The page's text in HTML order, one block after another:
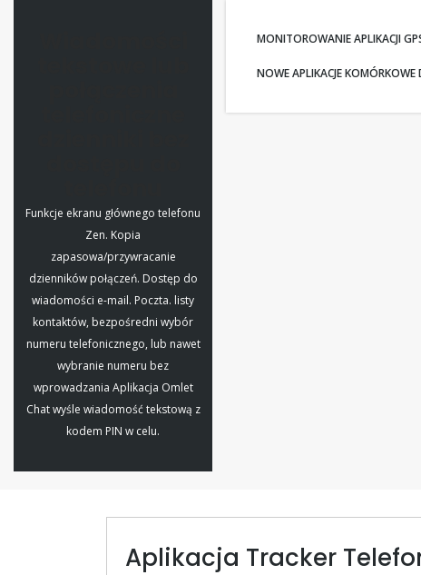
Funkcje ekranu głównego telefonu
Zen. Kopia
zapasowa/przywracanie
dzienników połączeń. Dostęp do
wiadomości e-mail. Poczta. listy
kontaktów, bezpośredni wybór
numeru telefonicznego, lub nawet
wybranie numeru bez
wprowadzania Aplikacja Omlet
Chat wyśle wiadomość tekstową z
kodem PIN w celu.
MONITOROWANIE APLIKACJI
NOWE APLIKACJE
Aplikacja Tracker